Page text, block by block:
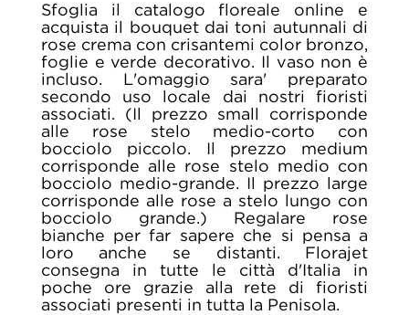
Sfoglia il catalogo floreale online e
acquista il bouquet dai toni autunnali di
rose crema con crisantemi color bronzo,
foglie e verde decorativo. Il vaso non è
incluso. L'omaggio sara' preparato
secondo uso locale dai nostri fioristi
associati. (Il prezzo small corrisponde
alle rose stelo medio-corto con
bocciolo piccolo. Il prezzo medium
corrisponde alle rose stelo medio con
bocciolo medio-grande. Il prezzo large
corrisponde alle rose a stelo lungo con
bocciolo grande.) Regalare rose
bianche per far sapere che si pensa a
loro anche se distanti. Florajet
consegna in tutte le città d'Italia in
poche ore grazie alla rete di fioristi
associati presenti in tutta la Penisola.